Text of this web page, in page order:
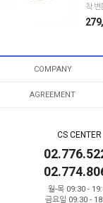
착 변
COMPANY
AGREEMENT
CS CENTER
월-목 09:30 -
금요일 09:30 -